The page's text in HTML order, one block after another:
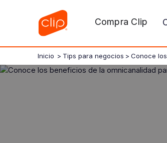
Compra Clip
Inicio > Tips para negocios > Conoce